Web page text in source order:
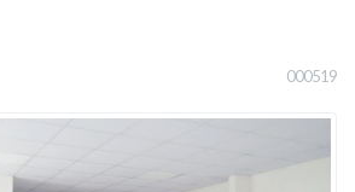
000519